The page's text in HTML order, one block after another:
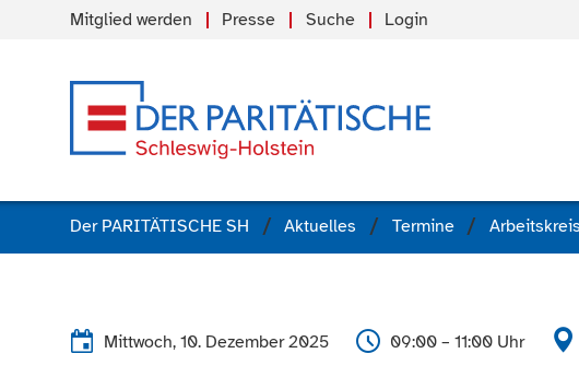
Mitglied werden Presse Suche Login
Der PARITÄTISCHE SH Aktuelles Termine
Mittwoch, 10. Dezember 2025 09:00 – 11:00 Uhr